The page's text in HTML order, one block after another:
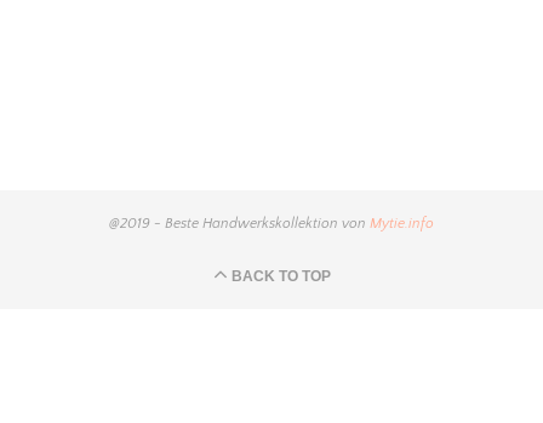
@2019 - Beste Handwerkskollektion von Mytie.info
BACK TO TOP